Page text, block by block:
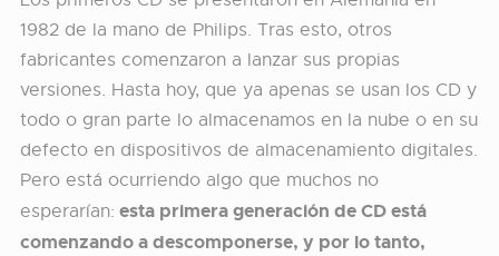
1982 de la mano de Philips. Tras esto, otros
fabricantes comenzaron a lanzar sus propias
versiones. Hasta hoy, que ya apenas se usan los CD y
todo o gran parte lo almacenamos en la nube o en su
defecto en dispositivos de almacenamiento digitales.
Pero está ocurriendo algo que muchos no
esperarían: esta primera generación de CD está
comenzando a descomponerse, y por lo tanto,